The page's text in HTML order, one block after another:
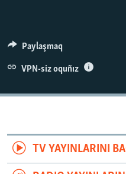
Paylaşmaq
VPN-siz oquñız
TV YAYINLARINI